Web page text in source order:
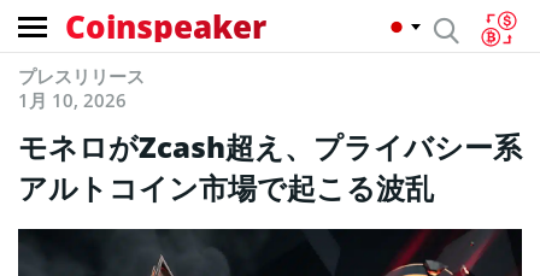
Coinspeaker
プレスリリース
1月 10, 2026
モネロがZcash超え、プライバシー系
アルトコイン市場で起こる波乱